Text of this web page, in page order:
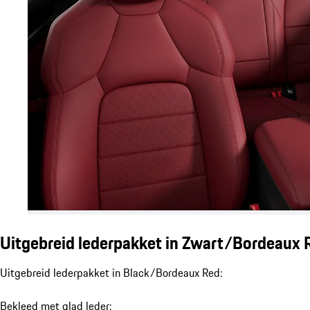
Uitgebreid lederpakket in Zwart/Bordeaux
Uitgebreid lederpakket in Black/Bordeaux Red:
Bekleed met glad leder: